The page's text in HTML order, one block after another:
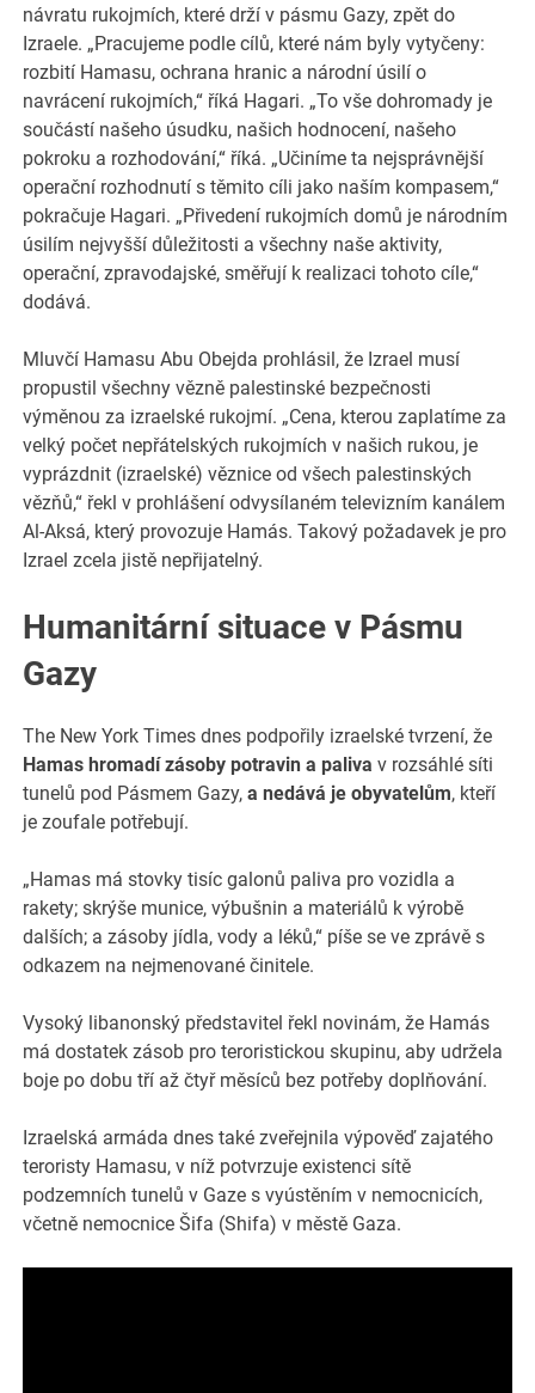
návratu rukojmích, které drží v pásmu Gazy, zpět do
Izraele. „Pracujeme podle cílů, které nám byly vytyčeny:
rozbití Hamasu, ochrana hranic a národní úsilí o
navrácení rukojmích,“ říká Hagari. „To vše dohromady je
součástí našeho úsudku, našich hodnocení, našeho
pokroku a rozhodování,“ říká. „Učiníme ta nejsprávnější
operační rozhodnutí s těmito cíli jako naším kompasem,“
pokračuje Hagari. „Přivedení rukojmích domů je národním
úsilím nejvyšší důležitosti a všechny naše aktivity,
operační, zpravodajské, směřují k realizaci tohoto cíle,“
dodává.
Mluvčí Hamasu Abu Obejda prohlásil, že Izrael musí
propustil všechny vězně palestinské bezpečnosti
výměnou za izraelské rukojmí. „Cena, kterou zaplatíme za
velký počet nepřátelských rukojmích v našich rukou, je
vyprázdnit (izraelské) věznice od všech palestinských
vězňů,“ řekl v prohlášení odvysílaném televizním kanálem
Al-Aksá, který provozuje Hamás. Takový požadavek je pro
Izrael zcela jistě nepřijatelný.
Humanitární situace v Pásmu
Gazy
The New York Times dnes podpořily izraelské tvrzení, že
Hamas hromadí zásoby potravin a paliva v rozsáhlé síti
tunelů pod Pásmem Gazy,a nedává je obyvatelům, kteří
je zoufale potřebují.
„Hamas má stovky tisíc galonů paliva pro vozidla a
rakety; skrýše munice, výbušnin a materiálů k výrobě
dalších; a zásoby jídla, vody a léků,“ píše se ve zprávě s
odkazem na nejmenované činitele.
Vysoký libanonský představitel řekl novinám, že Hamás
má dostatek zásob pro teroristickou skupinu, aby udržela
boje po dobu tří až čtyř měsíců bez potřeby doplňování.
Izraelská armáda dnes také zveřejnila výpověď zajatého
teroristy Hamasu, v níž potvrzuje existenci sítě
podzemních tunelů v Gaze s vyústěním v nemocnicích,
včetně nemocnice Šifa (Shifa) v městě Gaza.